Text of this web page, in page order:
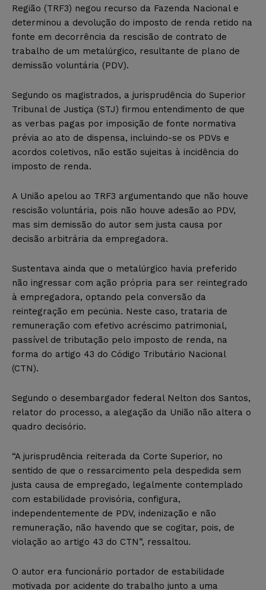
Região (TRF3) negou recurso da Fazenda Nacional e
determinou a devolução do imposto de renda retido na
fonte em decorrência da rescisão de contrato de
trabalho de um metalúrgico, resultante de plano de
demissão voluntária (PDV).
Segundo os magistrados, a jurisprudência do Superior
Tribunal de Justiça (STJ) firmou entendimento de que
as verbas pagas por imposição de fonte normativa
prévia ao ato de dispensa, incluindo-se os PDVs e
acordos coletivos, não estão sujeitas à incidência do
imposto de renda.
A União apelou ao TRF3 argumentando que não houve
rescisão voluntária, pois não houve adesão ao PDV,
mas sim demissão do autor sem justa causa por
decisão arbitrária da empregadora.
Sustentava ainda que o metalúrgico havia preferido
não ingressar com ação própria para ser reintegrado
à empregadora, optando pela conversão da
reintegração em pecúnia. Neste caso, trataria de
remuneração com efetivo acréscimo patrimonial,
passível de tributação pelo imposto de renda, na
forma do artigo 43 do Código Tributário Nacional
(CTN).
Segundo o desembargador federal Nelton dos Santos,
relator do processo, a alegação da União não altera o
quadro decisório.
“A jurisprudência reiterada da Corte Superior, no
sentido de que o ressarcimento pela despedida sem
justa causa de empregado, legalmente contemplado
com estabilidade provisória, configura,
independentemente de PDV, indenização e não
remuneração, não havendo que se cogitar, pois, de
violação ao artigo 43 do CTN”, ressaltou.
O autor era funcionário portador de estabilidade
motivada por acidente do trabalho junto a uma